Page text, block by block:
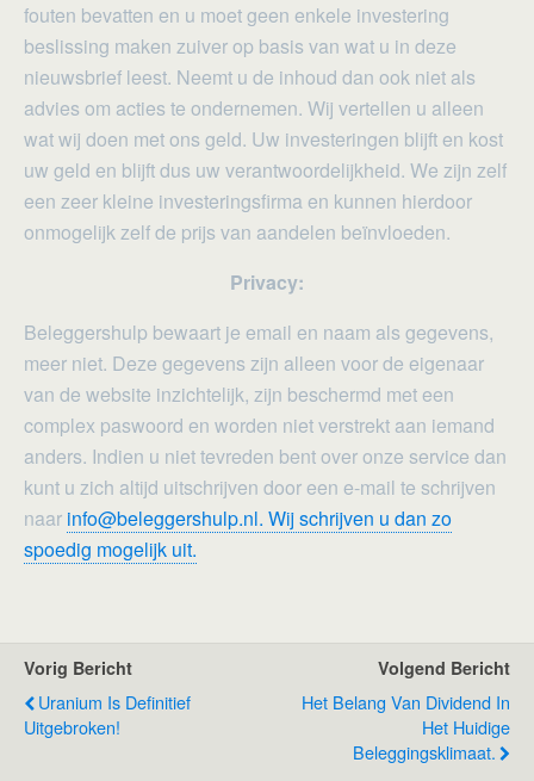
fouten bevatten en u moet geen enkele investering
beslissing maken zuiver op basis van wat u in deze
nieuwsbrief leest. Neemt u de inhoud dan ook niet als
advies om acties te ondernemen. Wij vertellen u alleen
wat wij doen met ons geld. Uw investeringen blijft en kost
uw geld en blijft dus uw verantwoordelijkheid. We zijn zelf
een zeer kleine investeringsfirma en kunnen hierdoor
onmogelijk zelf de prijs van aandelen beïnvloeden.
Privacy:
Beleggershulp bewaart je email en naam als gegevens,
meer niet. Deze gegevens zijn alleen voor de eigenaar
van de website inzichtelijk, zijn beschermd met een
complex paswoord en worden niet verstrekt aan iemand
anders. Indien u niet tevreden bent over onze service dan
kunt u zich altijd uitschrijven door een e-mail te schrijven
naar info@beleggershulp.nl. Wij schrijven u dan zo
spoedig mogelijk uit.
Vorig Bericht
Uranium Is Definitief
Uitgebroken!
Volgend Bericht
Het Belang Van Dividend In
Het Huidige
Beleggingsklimaat.